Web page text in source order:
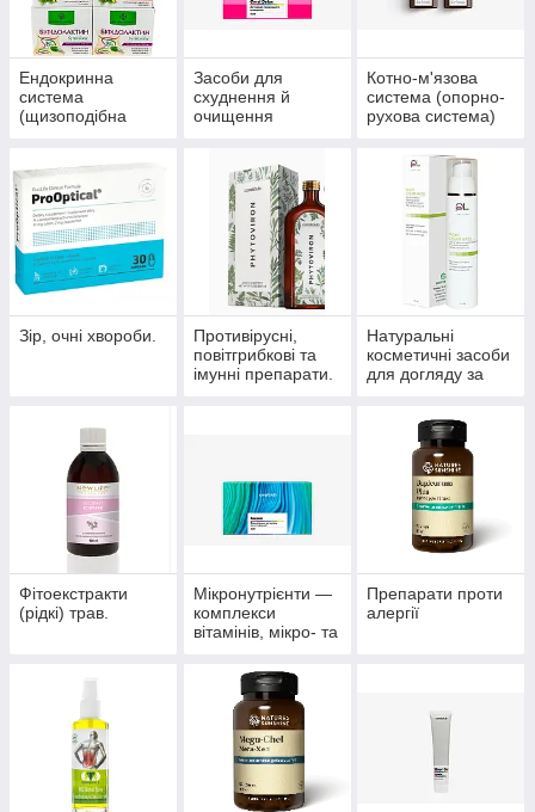
Ендокринна
система
(щизоподібна
Засоби для
схуднення й
очищення
Котно-м'язова
система (опорно-
рухова система)
Зір, очні хвороби.
Противірусні,
повітгрибкові та
імунні препарати.
Натуральні
косметичні засоби
для догляду за
Фітоекстракти
(рідкі) трав.
Мікронутрієнти —
комплекси
вітамінів, мікро- та
Препарати проти
алергії